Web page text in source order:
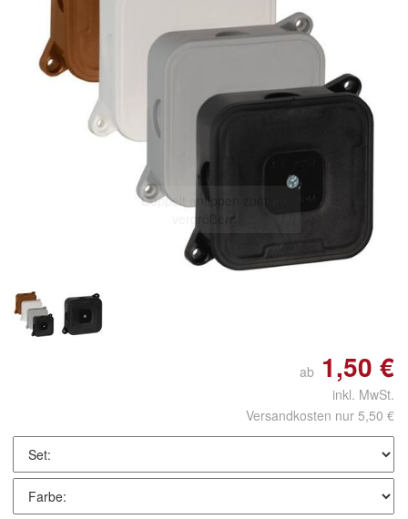
Doppelt antippen zum
vergrößern
ab 1,50 €
inkl. MwSt.
Versandkosten nur 5,50 €